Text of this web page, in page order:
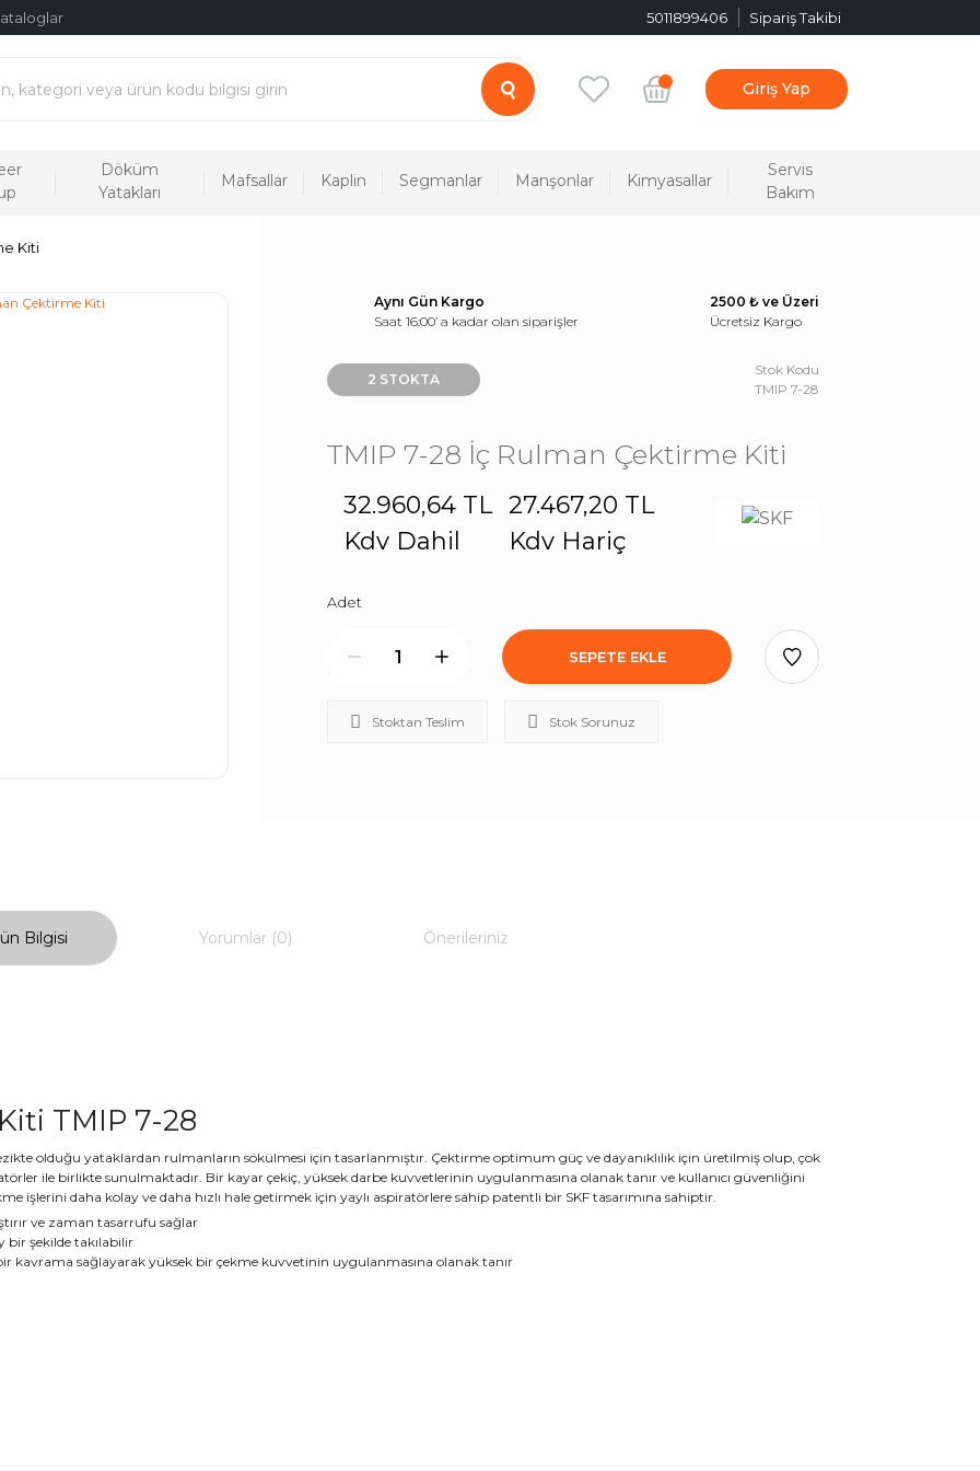
5011899406 Sipariş Takibi
Giriş Yap
Döküm
Yatakları
Mafsallar Kaplin Segmanlar Manşonlar Kimyasallar
Servis
Bakım
Kiti
Aynı Gün Kargo
Saat 16:00’ a kadar olan siparişler
2500 ₺ ve Üzeri
Ücretsiz Kargo
2 STOKTA
Stok Kodu
TMIP 7-28
TMIP 7-28 İç Rulman Çektirme Kiti
32.960,64 TL
Kdv Dahil
27.467,20 TL
Kdv Hariç
Adet
SEPETE EKLE
Stoktan Teslim Stok Sorunuz
Bilgisi Yorumlar (0) Önerileriniz
TMIP 7-28
olduğu yataklardan rulmanların sökülmesi için tasarlanmıştır. Çektirme optimum güç ve dayanıklılık için üretilmiş olup, çok
ile birlikte sunulmaktadır. Bir kayar çekiç, yüksek darbe kuvvetlerinin uygulanmasına olanak tanır ve kullanıcı güvenliğini
işlerini daha kolay ve daha hızlı hale getirmek için yaylı aspiratörlere sahip patentli bir SKF tasarımına sahiptir.
ve zaman tasarrufu sağlar
bir şekilde takılabilir
kavrama sağlayarak yüksek bir çekme kuvvetinin uygulanmasına olanak tanır